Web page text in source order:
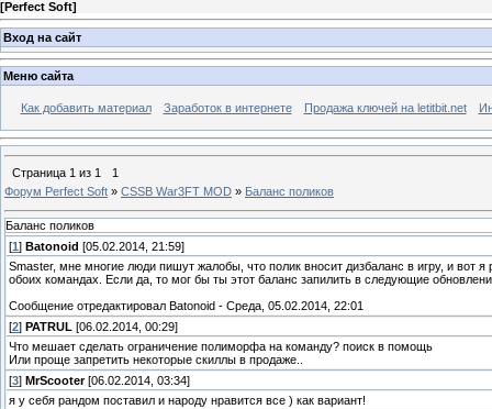
[Perfect Soft]
Вход на сайт
Меню сайта
Как добавить материал Заработок в интернете Продажа ключей на letitbit.net
Страница 1 из 1
1
Форум Perfect Soft » CSSB War3FT MOD » Баланс поликов
Баланс поликов
[1 ] Batonoid [05.02.2014, 21:59]
Smaster, мне многие люди пишут жалобы, что полик вносит дизбаланс в игру, и
обоих командах. Если да, то мог бы ты этот баланс запилить в следующие
Сообщение отредактировал Batonoid - Среда, 05.02.2014, 22:01
[2] PATRUL [06.02.2014, 00:29]
Что мешает сделать ограничение полиморфа на команду? поиск в помощь
Или проще запретить некоторые скиллы в продаже..
[3] MrScooter[06.02.2014, 03:34]
я у себя рандом поставил и народу нравится все ) как вариант!